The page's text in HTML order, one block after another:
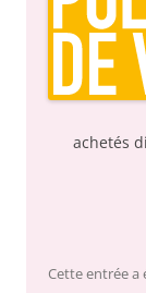
achetés
Cette entrée a